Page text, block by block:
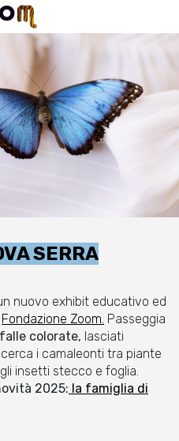
SERRA
nuovo exhibit educativo ed
Fondazione Zoom. Passeggia
colorate, lasciati
i camaleonti tra piante
insetti stecco e foglia.
2025: la famiglia di